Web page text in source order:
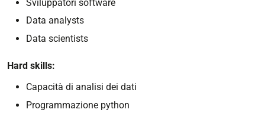
Sviluppatori software
Data analysts
Data scientists
Hard skills:
Capacità di analisi dei dati
Programmazione python